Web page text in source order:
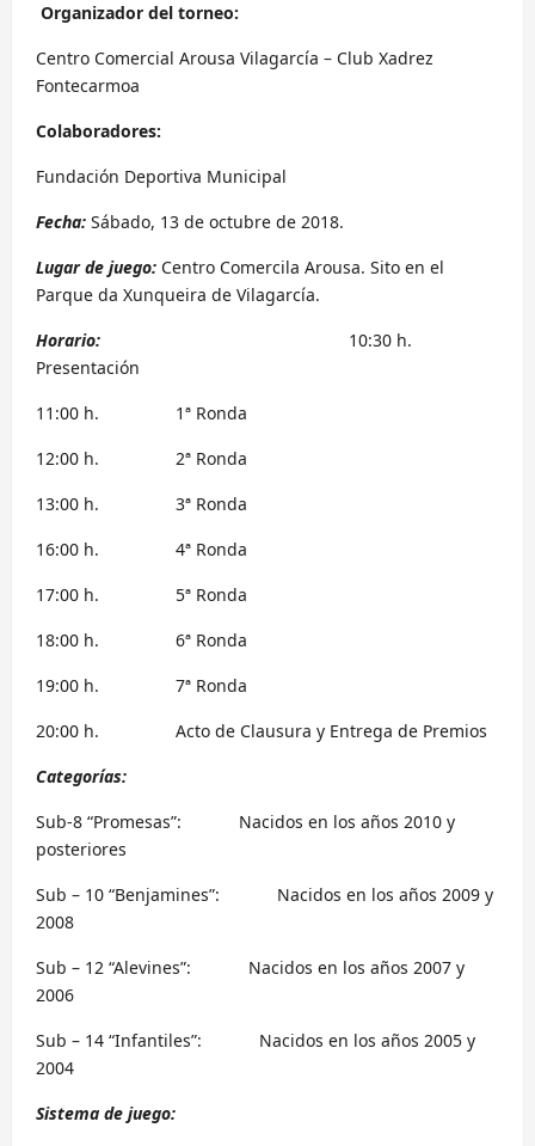
Organizador del torneo:
Centro Comercial Arousa Vilagarcía – Club Xadrez
Fontecarmoa
Colaboradores:
Fundación Deportiva Municipal
Fecha: Sábado, 13 de octubre de 2018.
Lugar de juego: Centro Comercila Arousa. Sito en el
Parque da Xunqueira de Vilagarcía.
Horario: 10:30 h.
Presentación
11:00 h. 1ª Ronda
12:00 h. 2ª Ronda
13:00 h. 3ª Ronda
16:00 h. 4ª Ronda
17:00 h. 5ª Ronda
18:00 h. 6ª Ronda
19:00 h. 7ª Ronda
20:00 h. Acto de Clausura y Entrega de Premios
Categorías:
Sub-8 “Promesas”: Nacidos en los años 2010 y
posteriores
Sub – 10 “Benjamines”: Nacidos en los años 2009 y
2008
Sub – 12 “Alevines”: Nacidos en los años 2007 y
2006
Sub – 14 “Infantiles”: Nacidos en los años 2005 y
2004
Sistema de juego: